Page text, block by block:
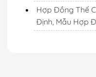
Hợp Đồng Thế
Định, Mẫu Hợp